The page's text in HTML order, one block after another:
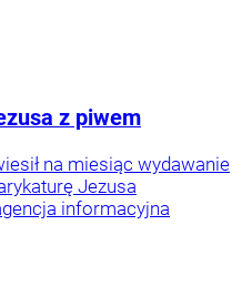
z piwem
na miesiąc wydawanie
Jezusa
informacyjna